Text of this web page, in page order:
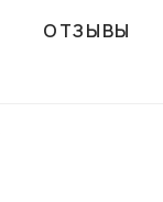
ОТЗЫВЫ